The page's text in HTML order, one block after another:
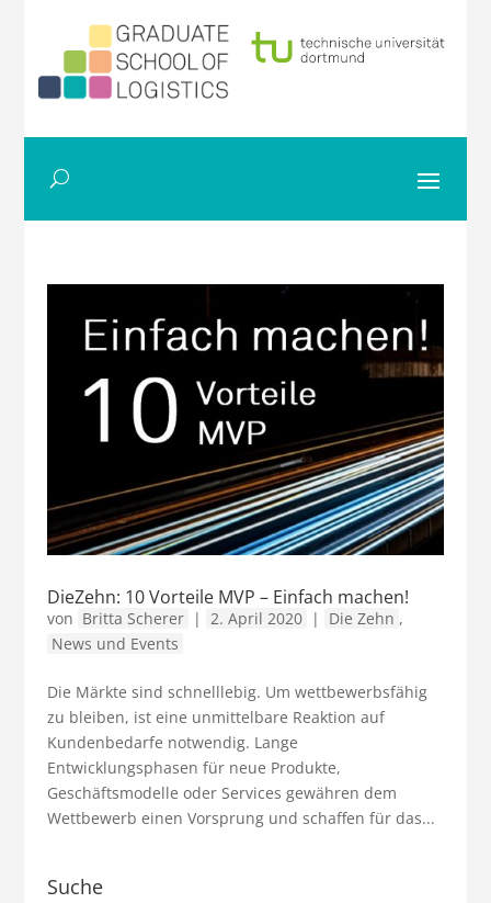
DieZehn: 10 Vorteile MVP – Einfach machen!
von Britta Scherer | 2. April 2020 | Die Zehn ,
News und Events
Die Märkte sind schnelllebig. Um wettbewerbsfähig
zu bleiben, ist eine unmittelbare Reaktion auf
Kundenbedarfe notwendig. Lange
Entwicklungsphasen für neue Produkte,
Geschäftsmodelle oder Services gewähren dem
Wettbewerb einen Vorsprung und schaffen für das...
Suche